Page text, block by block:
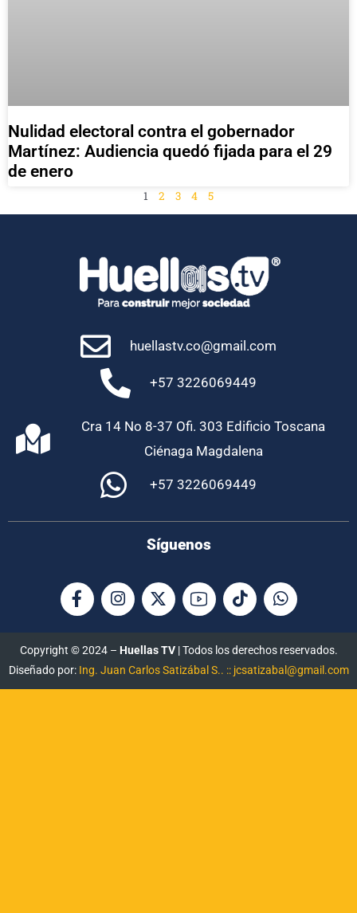
Nulidad electoral contra el gobernador
Martínez: Audiencia quedó fijada para el 29
de enero
1 2 3 4 5
huellastv.co@gmail.com
+57 3226069449
Cra 14 No 8-37 Ofi. 303 Edificio Toscana
Ciénaga Magdalena
+57 3226069449
Síguenos
Copyright © 2024 – Huellas TV| Todos los derechos reservados.
Diseñado por: Ing. Juan Carlos Satizábal S.. :: jcsatizabal@gmail.com